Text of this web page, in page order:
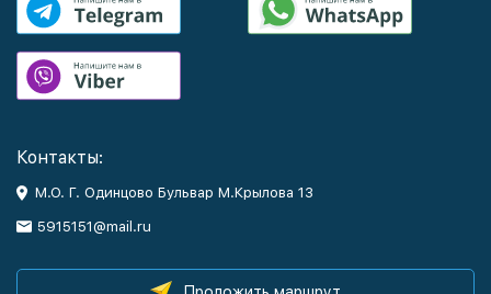
Контакты:
М.О. Г. Одинцово Бульвар М.Крылова 13
5915151@mail.ru